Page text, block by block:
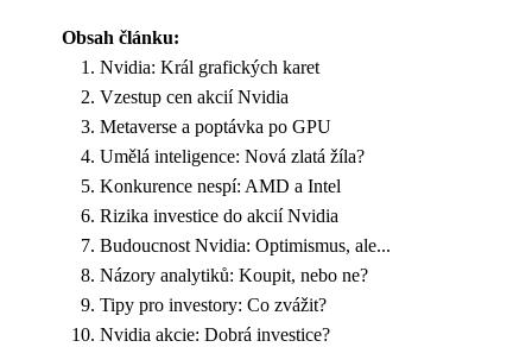
Obsah článku:
Nvidia: Král grafických karet
Vzestup cen akcií Nvidia
Metaverse a poptávka po GPU
Umělá inteligence: Nová zlatá žíla?
Konkurence nespí: AMD a Intel
Rizika investice do akcií Nvidia
Budoucnost Nvidia: Optimismus, ale...
Názory analytiků: Koupit, nebo ne?
Tipy pro investory: Co zvážit?
Nvidia akcie: Dobrá investice?